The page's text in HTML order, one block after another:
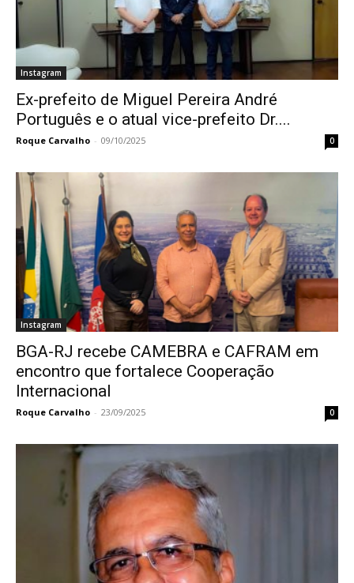
Instagram
Ex-prefeito de Miguel Pereira André
Português e o atual vice-prefeito Dr....
Roque Carvalho - 09/10/2025 0
Instagram
BGA-RJ recebe CAMEBRA e CAFRAM em
encontro que fortalece Cooperação
Internacional
Roque Carvalho - 23/09/2025 0